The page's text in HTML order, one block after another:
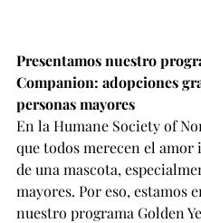
Presentamos nuestro
Companion: adopciones
personas mayores
En la Humane Society of
que todos merecen el
de una mascota,
mayores. Por eso, estamos
nuestro programa Golden